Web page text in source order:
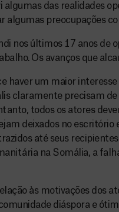
algumas das realidades
algumas preocupações
nos últimos 17 anos de
Os avanços que
haver um maior
claramente precisam
todos os atores
deixados no
até seus
na Somália, a
às motivações dos
diáspora e